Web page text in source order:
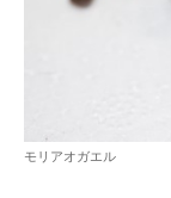
モリアオガエル